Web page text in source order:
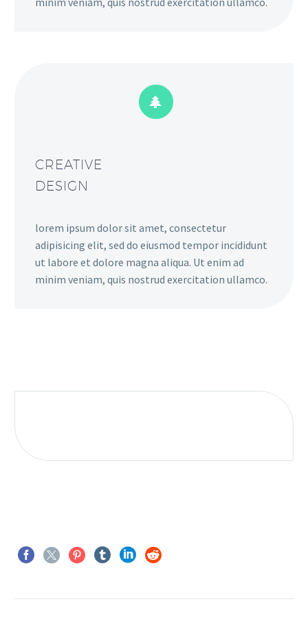


CREATIVE
DESIGN
lorem ipsum dolor sit amet, consectetur
adipisicing elit, sed do eiusmod tempor incididunt
ut labore et dolore magna aliqua. Ut enim ad
minim veniam, quis nostrud exercitation ullamco.